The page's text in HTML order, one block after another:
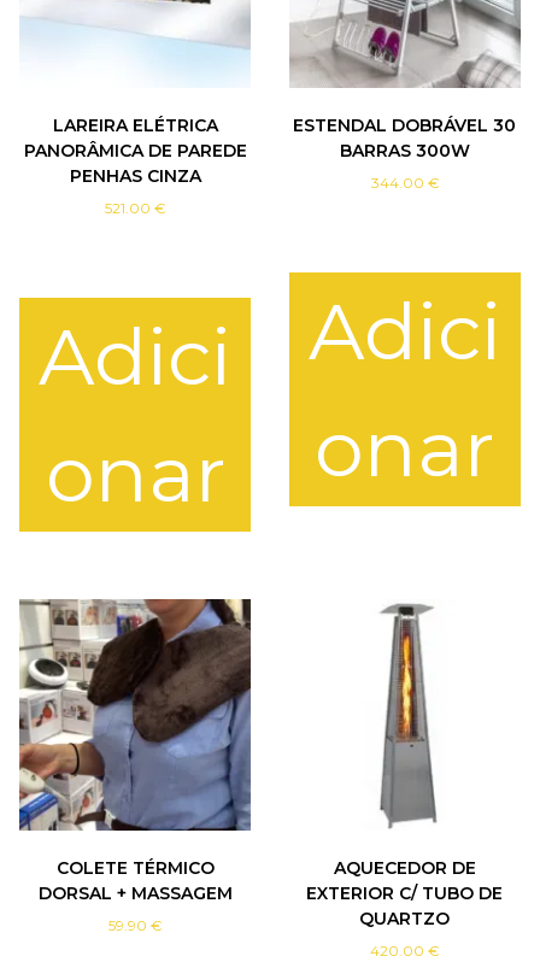
M
LAREIRA ELÉTRICA
PANORÂMICA DE PAREDE
PENHAS CINZA
521.00€
Adici
onar
ESTENDAL DOBRÁVEL 30
BARRAS 300W
344.00 €
Adici
onar
COLETE TÉRMICO
DORSAL + MASSAGEM
59.90€
AQUECEDOR DE
EXTERIOR C/ TUBO DE
QUARTZO
420.00€